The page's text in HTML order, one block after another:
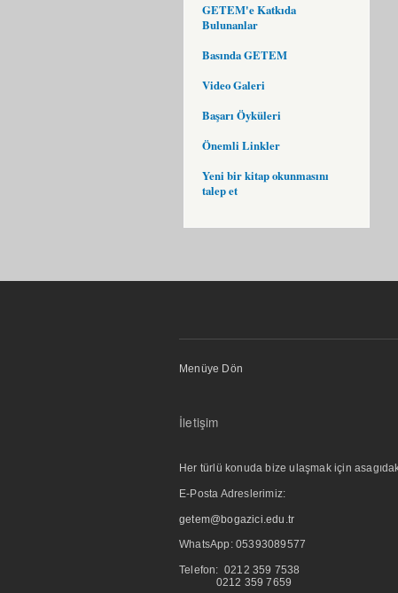
GETEM'e Katkıda
Bulunanlar
Basında GETEM
Video Galeri
Başarı Öyküleri
Önemli Linkler
Yeni bir kitap okunmasını
talep et
Menüye Dön
İletişim
Her türlü konuda bize ulaşmak için
E-Posta Adreslerimiz:
getem@bogazici.edu.tr
WhatsApp: 05393089577
Telefon: 0212 359 7538
0212 359 7659